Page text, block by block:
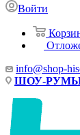
Войти
info@shop-
ШОУ-РУМЫ